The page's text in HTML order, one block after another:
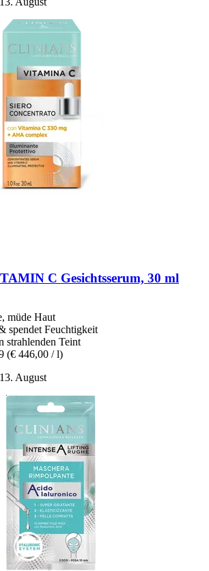
C Gesichtsserum, 30 ml
müde Haut
spendet Feuchtigkeit
strahlenden Teint
(€ 446,00 / l)
August